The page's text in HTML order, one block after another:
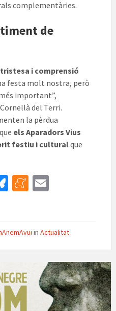
complementàries.
de
tristesa i comprensió
festa molt nostra, però
important”,
del Terri.
la pèrdua
els Aparadors Vius
festiu i culturalque
Bl
ky
M
ea
m
l
in Actualitat
negre
nom